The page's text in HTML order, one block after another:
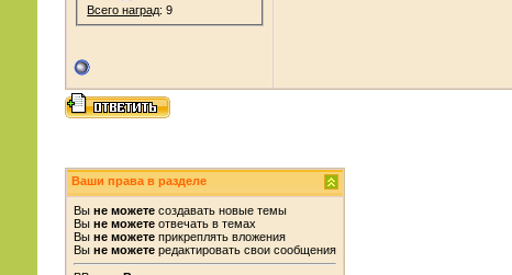
Всего наград: 9
Ваши права в разделе
Вы не можетесоздавать новые темы
Вы не можетеотвечать в темах
Вы не можетеприкреплять вложения
Вы не можетередактировать свои сообщения